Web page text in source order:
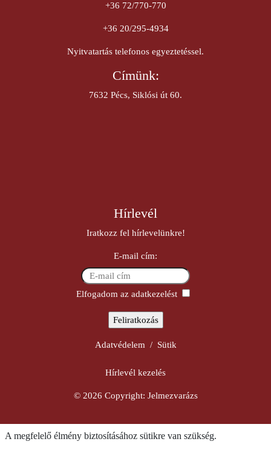
+36 72/770-770
+36 20/295-4934
Nyitvatartás telefonos egyeztetéssel.
Címünk:
7632 Pécs, Siklósi út 60.
Hírlevél
Iratkozz fel hírlevelünkre!
E-mail cím:
Elfogadom az adatkezelést
Adatvédelem / Sütik
Hírlevél kezelés
© 2026 Copyright: Jelmezvarázs
A megfelelő élmény biztosításához sütikre van szükség.